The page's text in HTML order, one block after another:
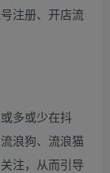
注册、开店流
多或少在抖
浪狗、流浪猫
注，从而引导